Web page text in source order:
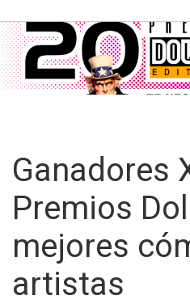
Ganadores
Premios
mejores
artistas